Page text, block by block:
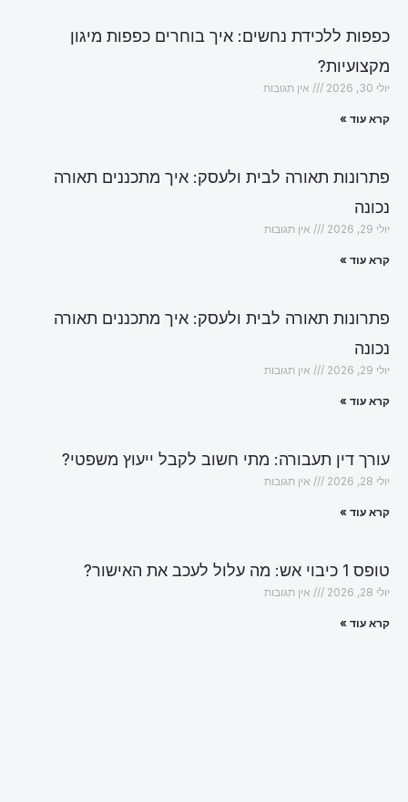
כפפות ללכידת נחשים: איך בוחרים כפפות מיגון
מקצועיות?
יולי 30, 2026 אין תגובות
קרא עוד »
פתרונות תאורה לבית ולעסק: איך מתכננים תאורה
נכונה
יולי 29, 2026 אין תגובות
קרא עוד »
פתרונות תאורה לבית ולעסק: איך מתכננים תאורה
נכונה
יולי 29, 2026 אין תגובות
קרא עוד »
עורך דין תעבורה: מתי חשוב לקבל ייעוץ משפטי?
יולי 28, 2026 אין תגובות
קרא עוד »
טופס 1 כיבוי אש: מה עלול לעכב את האישור?
יולי 28, 2026 אין תגובות
קרא עוד »